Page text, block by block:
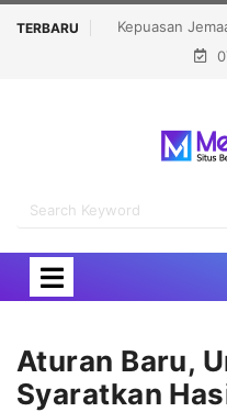
TERBARU
Jemaah Haji 2026 Capai Rekor
Aturan Baru,
Syaratkan